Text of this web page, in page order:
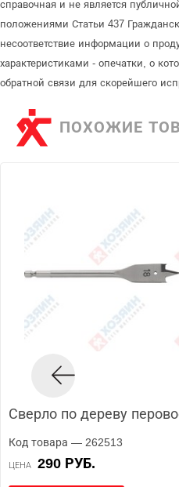
справочная и не является
положениями Статьи 437
несоответствие информации о
характеристиками - опечатки, о
обратной связи для скорейшего
ПОХОЖИЕ
Сверло по дереву
Код товара — 262513
ЦЕНА 290 РУБ.